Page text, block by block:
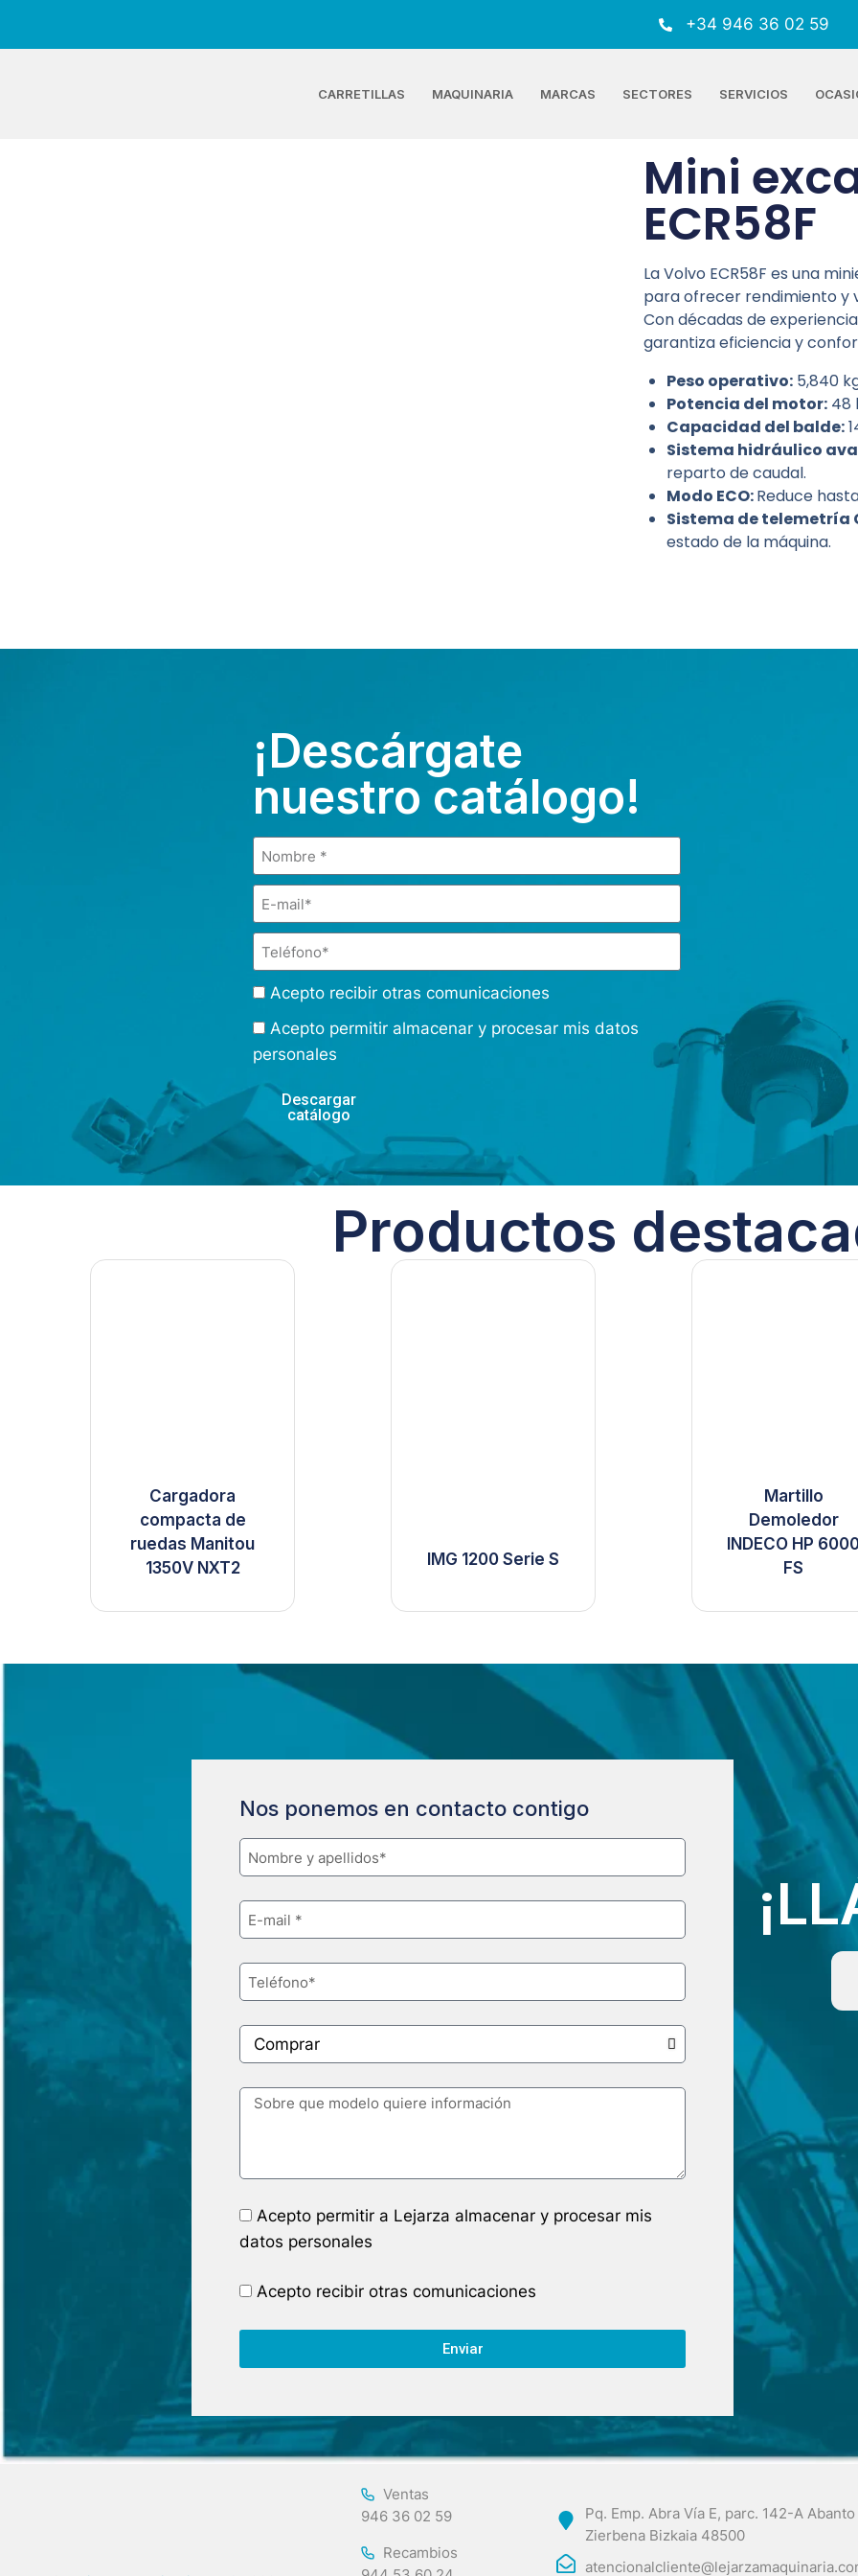
+34 946 36 02 59
CARRETILLAS MAQUINARIA MARCAS SECTORES SERVICIOS
Mini
ECR58F
La Volvo ECR58F es una
para ofrecer rendimiento y
Con décadas de
garantiza eficiencia y
Peso operativo: 5,840
Potencia del motor: 48
Capacidad del balde:
Sistema hidráulico
reparto de caudal.
Modo ECO:Reduce
Sistema de telemetría
estado de la máquina.
¡Descárgate
nuestro catálogo!
Acepto recibir otras comunicaciones
Acepto permitir almacenar y procesar mis datos
personales
Descargar
catálogo
Productos
Cargadora
compacta de
ruedas Manitou
1350V NXT2
IMG 1200 Serie S
Martillo
Demoledor
INDECO HP
FS
Nos ponemos en contacto contigo
Acepto permitir a Lejarza almacenar y procesar mis
datos personales
Acepto recibir otras comunicaciones
Enviar
Ventas
946 36 02 59
Recambios
Pq. Emp. Abra Vía E, parc. 142-A
Zierbena Bizkaia 48500